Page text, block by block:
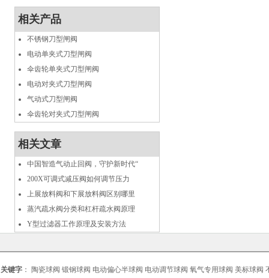
相关产品
不锈钢刀型闸阀
电动单夹式刀型闸阀
伞齿轮单夹式刀型闸阀
电动对夹式刀型闸阀
气动式刀型闸阀
伞齿轮对夹式刀型闸阀
相关文章
中国智造气动止回阀，守护新时代“
200X可调式减压阀如何调节压力
上展放料阀和下展放料阀区别哪里
蒸汽疏水阀分类和杠杆疏水阀原理
Y型过滤器工作原理及安装方法
关键字 ： 陶瓷球阀 锻钢球阀 电动偏心半球阀 电动调节球阀 氧气专用球阀 美标球阀